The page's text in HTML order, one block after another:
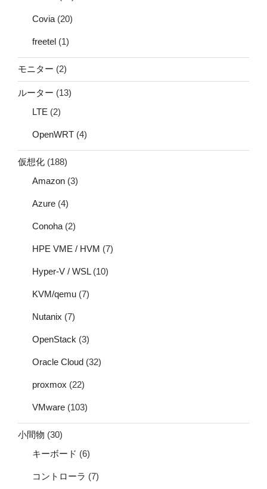
Covia (20)
freetel (1)
モニター (2)
ルーター (13)
LTE (2)
OpenWRT (4)
仮想化 (188)
Amazon (3)
Azure (4)
Conoha (2)
HPE VME / HVM (7)
Hyper-V / WSL(10)
KVM/qemu (7)
Nutanix (7)
OpenStack (3)
Oracle Cloud (32)
proxmox (22)
VMware (103)
小間物 (30)
キーボード (6)
コントローラ (7)